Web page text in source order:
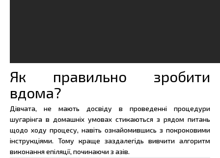
Як правильно зробити
вдома?
Дівчата, не мають досвіду в проведенні процедури
шугарінга в домашніх умовах стикаються з рядом питань
щодо ходу процесу, навіть ознайомившись з покроковими
інструкціями. Тому краще заздалегідь вивчити алгоритм
виконання епіляції, починаючи з азів.